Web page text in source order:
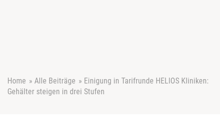
Home » Alle Beiträge » Einigung in Tarifrunde HELIOS Kliniken:
Gehälter steigen in drei Stufen